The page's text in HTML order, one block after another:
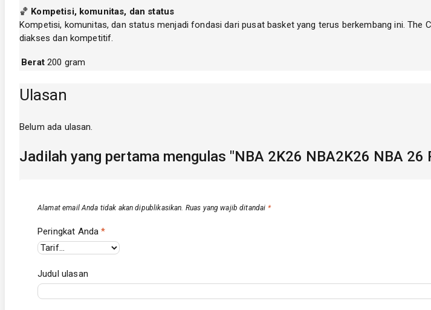
🏀 Kompetisi, komunitas, dan status
Kompetisi, komunitas, dan status menjadi fondasi dari pusat basket yang terus berkembang ini. The
diakses dan kompetitif.
Berat 200 gram
Ulasan
Belum ada ulasan.
Jadilah yang pertama mengulas "NBA 2K26 NBA2K26 NBA 26
Alamat email Anda tidak akan dipublikasikan. Ruas yang wajib ditandai *
Peringkat Anda*
Judul ulasan